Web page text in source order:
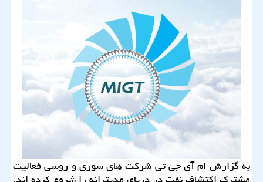
به گزارش ام آی جی تی شركت های سوری و روسی فعالیت